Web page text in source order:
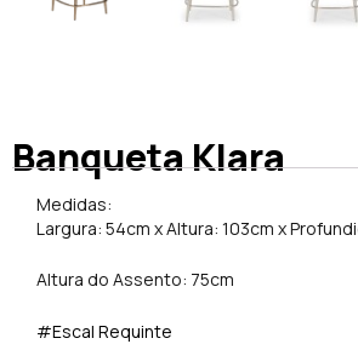
Banqueta Klara
Medidas:
Largura: 54cm x Altura: 103cm x
Altura do Assento: 75cm
#Escal Requinte